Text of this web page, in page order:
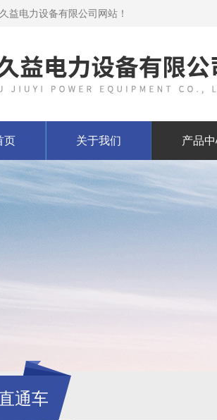
益电力设备有限公司网站！
页 关于我们 产品
通车